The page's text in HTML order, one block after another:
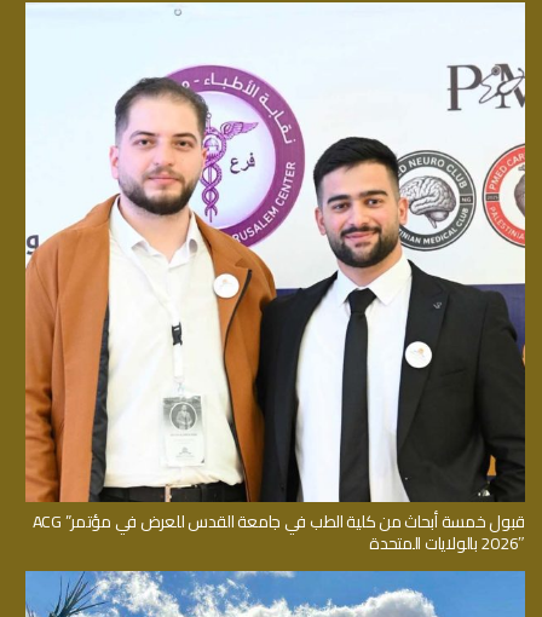
قبول خمسة أبحاث من كلية الطب في جامعة القدس للعرض في مؤتمر” ACG
2026″ بالولايات المتحدة